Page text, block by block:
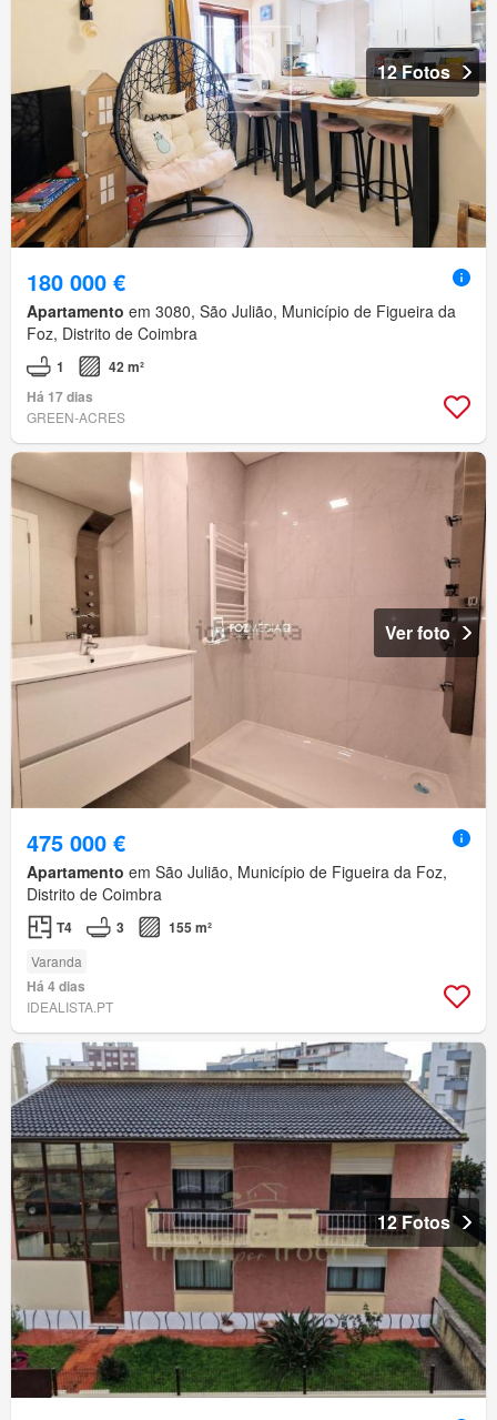
12 Fotos
180 000 €
Apartamento em 3080, São Julião, Município de Figueira da
Foz, Distrito de Coimbra
1
42 m²
Há 17 dias
GREEN-ACRES
Ver foto
475 000 €
Apartamento em São Julião, Município de Figueira da Foz,
Distrito de Coimbra
T4 3 155 m²
Varanda
Há 4 dias
IDEALISTA.PT
12 Fotos